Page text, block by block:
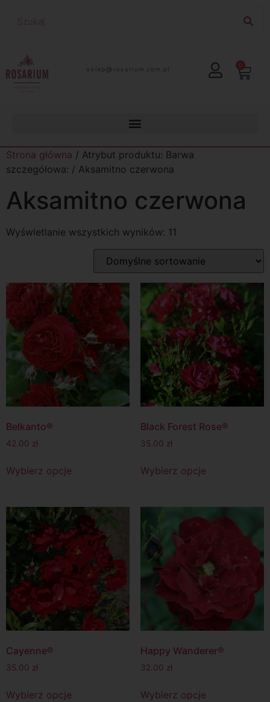
lp.moc.muirasor@pelks 0
Strona główna / Atrybut produktu: Barwa
szczegółowa: / Aksamitno czerwona
Aksamitno czerwona
Wyświetlanie wszystkich wyników: 11
Belkanto®
42.00 zł
Wybierz opcje
Black Forest Rose®
35.00 zł
Wybierz opcje
Cayenne®
35.00 zł
Wybierz opcje
Happy Wanderer®
32.00 zł
Wybierz opcje